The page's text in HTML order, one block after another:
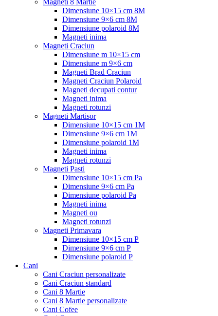
Magneti 8 Martie
Dimensiune 10×15 cm 8M
Dimensiune 9×6 cm 8M
Dimensiune polaroid 8M
Magneti inima
Magneti Craciun
Dimensiune m 10×15 cm
Dimensiune m 9×6 cm
Magneti Brad Craciun
Magneti Craciun Polaroid
Magneti decupati contur
Magneti inima
Magneti rotunzi
Magneti Martisor
Dimensiune 10×15 cm 1M
Dimensiune 9×6 cm 1M
Dimensiune polaroid 1M
Magneti inima
Magneti rotunzi
Magneti Pasti
Dimensiune 10×15 cm Pa
Dimensiune 9×6 cm Pa
Dimensiune polaroid Pa
Magneti inima
Magneti ou
Magneti rotunzi
Magneti Primavara
Dimensiune 10×15 cm P
Dimensiune 9×6 cm P
Dimensiune polaroid P
Cani
Cani Craciun personalizate
Cani Craciun standard
Cani 8 Martie
Cani 8 Martie personalizate
Cani Cofee